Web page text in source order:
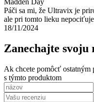
Madden Day
Páči sa mi, že Ultravix je
ale pri tomto lieku
18/11/2024
Zanechajte svoju
Ak chcete pomôcť ostatným
s týmto produktom